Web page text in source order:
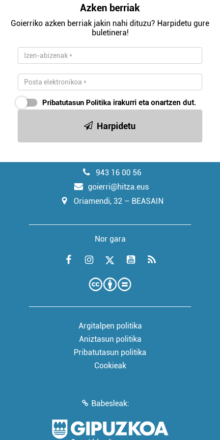
Azken berriak
Goierriko azken berriak jakin nahi dituzu? Harpidetu gure
buletinera!
Pribatutasun Politika irakurri eta onartzen dut.
Harpidetu
943 16 00 56
goierri@hitza.eus
Oriamendi, 32 – BEASAIN
Nor gara
Argitalpen politika
Aniztasun politika
Pribatutasun politika
Cookieak
Babesleak: